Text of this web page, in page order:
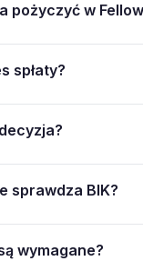
pożyczyć w
spłaty?
sprawdza BIK?
wymagane?